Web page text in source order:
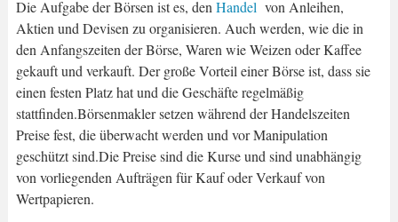
Die Aufgabe der Börsen ist es, den Handel von Anleihen,
Aktien und Devisen zu organisieren. Auch werden, wie die in
den Anfangszeiten der Börse, Waren wie Weizen oder Kaffee
gekauft und verkauft. Der große Vorteil einer Börse ist, dass sie
einen festen Platz hat und die Geschäfte regelmäßig
stattfinden.Börsenmakler setzen während der Handelszeiten
Preise fest, die überwacht werden und vor Manipulation
geschützt sind.Die Preise sind die Kurse und sind unabhängig
von vorliegenden Aufträgen für Kauf oder Verkauf von
Wertpapieren.